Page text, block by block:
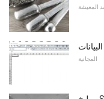
المعيشة
المجانية